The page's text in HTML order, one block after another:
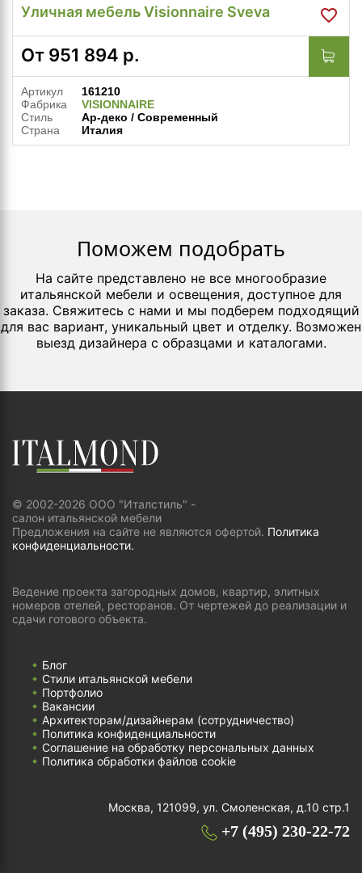
Уличная мебель Visionnaire Sveva
От 951 894 р.
Артикул
161210
Фабрика
VISIONNAIRE
Стиль
Ар-деко / Современный
Страна
Италия
Поможем подобрать
На сайте представлено не все многообразие
итальянской мебели и освещения, доступное для
заказа. Свяжитесь с нами и мы подберем подходящий
для вас вариант, уникальный цвет и отделку. Возможен
выезд дизайнера с образцами и каталогами.
© 2002-2026 ООО "Италстиль" -
салон итальянской мебели
Предложения на сайте не являются офертой. Политика
конфиденциальности.
Ведение проекта загородных домов, квартир, элитных
номеров отелей, ресторанов. От чертежей до реализации и
сдачи готового объекта.
Блог
Стили итальянской мебели
Портфолио
Вакансии
Архитекторам/дизайнерам (cотрудничество)
Политика конфиденциальности
Соглашение на обработку персональных данных
Политика обработки файлов cookie
Москва, 121099, ул. Смоленская, д.10 стр.1
+7 (495) 230-22-72